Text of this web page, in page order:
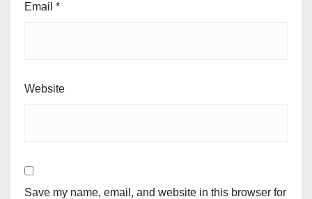
Email *
Website
Save my name, email, and website in this browser for